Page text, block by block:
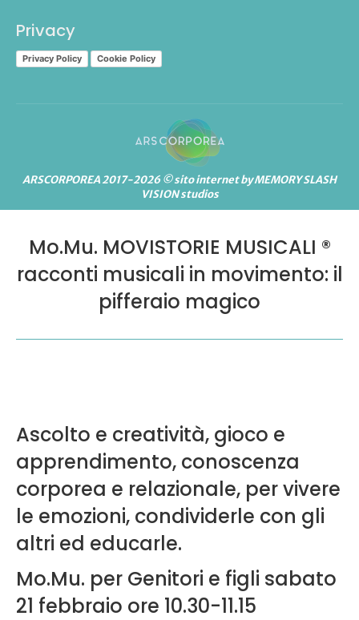
Mo.Mu. MOVISTORIE MUSICALI ®
racconti musicali in movimento: il
pifferaio magico
Ascolto e creatività, gioco e
apprendimento, conoscenza
corporea e relazionale, per vivere
le emozioni, condividerle con gli
altri ed educarle.
Mo.Mu. per Genitori e figli sabato
21 febbraio ore 10.30-11.15
Privacy
Privacy Policy Cookie Policy
ARSCORPOREA 2017-2026 © sito internet by MEMORY SLASH
VISION studios